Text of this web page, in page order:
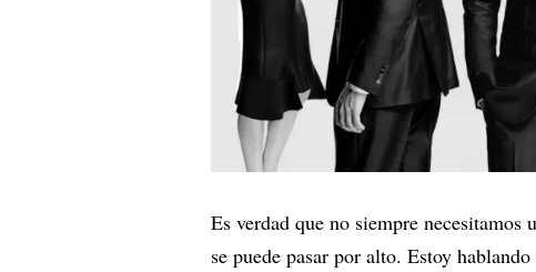
Es verdad que no siempre necesitamos
se puede pasar por alto. Estoy